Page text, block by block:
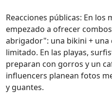
Reacciones públicas: En los
empezado a ofrecer
abrigador": una bikini +
limitado. En las playas,
preparan con gorros y un
influencers planean fotos
y guantes.